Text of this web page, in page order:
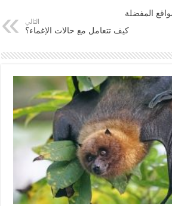
المفضلة
التالي
كيف تتعامل مع حالات الإغماء؟